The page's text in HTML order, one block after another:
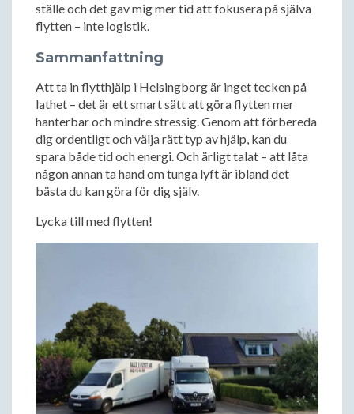
ställe och det gav mig mer tid att fokusera på själva
flytten – inte logistik.
Sammanfattning
Att ta in flytthjälp i Helsingborg är inget tecken på
lathet – det är ett smart sätt att göra flytten mer
hanterbar och mindre stressig. Genom att förbereda
dig ordentligt och välja rätt typ av hjälp, kan du
spara både tid och energi. Och ärligt talat – att låta
någon annan ta hand om tunga lyft är ibland det
bästa du kan göra för dig själv.
Lycka till med flytten!